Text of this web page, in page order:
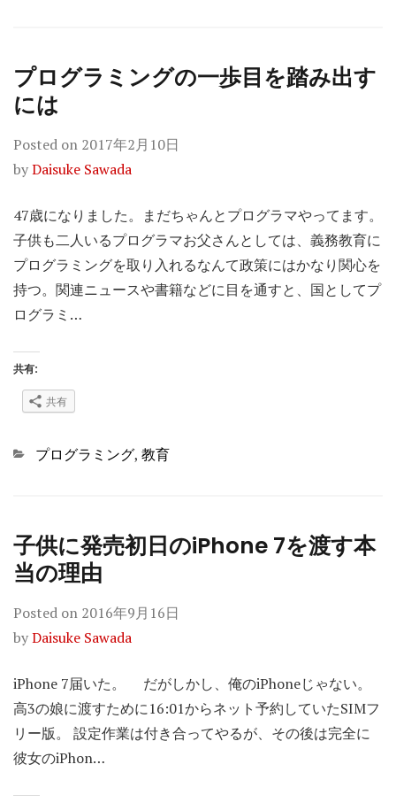
プログラミングの一歩目を踏み出す
には
Posted on 2017年2月10日
byDaisuke Sawada
47歳になりました。まだちゃんとプログラマやってます。
子供も二人いるプログラマお父さんとしては、義務教育に
プログラミングを取り入れるなんて政策にはかなり関心を
持つ。関連ニュースや書籍などに目を通すと、国としてプ
ログラミ…
共有:
共有
Categories
プログラミング, 教育
子供に発売初日のiPhone 7を渡す本
当の理由
Posted on 2016年9月16日
byDaisuke Sawada
iPhone 7届いた。 だがしかし、俺のiPhoneじゃない。
高3の娘に渡すために16:01からネット予約していたSIMフ
リー版。 設定作業は付き合ってやるが、その後は完全に
彼女のiPhon…